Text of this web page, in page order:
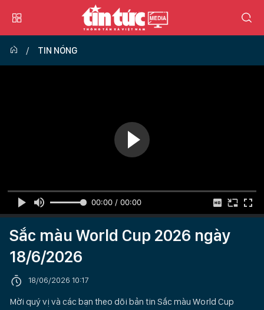
TIN NÓNG
00:00 / 00:00
Sắc màu World Cup 2026 ngày
18/6/2026
18/06/2026 10:17
Mời quý vị và các bạn theo dõi bản tin Sắc màu World Cup